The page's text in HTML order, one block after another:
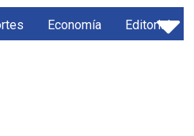
Economía Editorial